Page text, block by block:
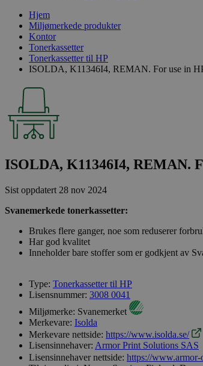
Hjem
Miljømerkede produkter
Kontor
Tonerkassetter
Tonerkassetter til HP
ISOLDA, K11346I4, REMAN. For use in
ISOLDA, K11346I4, REMAN.
Sist oppdatert 28 nov 2024
Svanemerkede tonerkassetter:
Brukes flere ganger, noe som reduserer
Har god kvalitet
Inneholder bare stoffer som er godkjent av
Type: Tonerkassetter til HP
Lisensnummer: 3008 0041
Miljømerke: Svanemerket
Merkevare: Isolda
Merkevare nettside: https://www.isolda.se/
Lisensinnehaver: Armor Print Solutions SAS
Lisensinnehaver nettside: https://www.armor-